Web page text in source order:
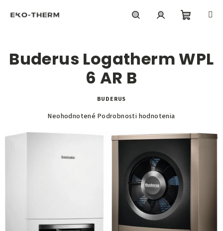
košík
Buderus Logatherm WPL
6 AR B
BUDERUS
Priemerné
produktu
Neohodnotené Podrobnosti hodnotenia